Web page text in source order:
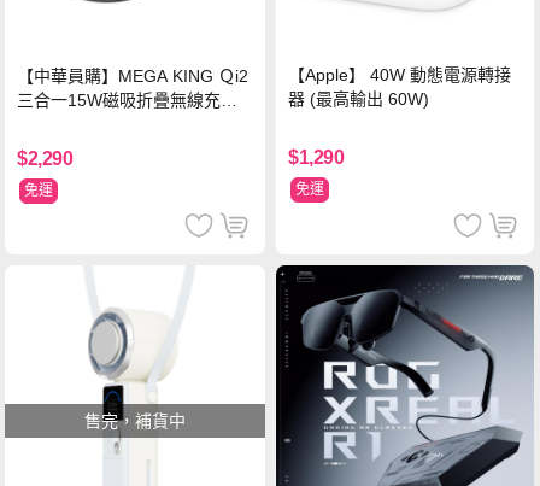
【中華員購】MEGA KING Ｑi2
三合一15W磁吸折疊無線充電
$2,290
免運
【Apple】 40W 動態電源轉接
器 (最高輸出 60W)
$1,290
免運
售完，補貨中